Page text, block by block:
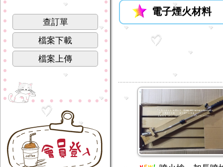
查訂單
檔案下載
檔案上傳
電子煙火材料